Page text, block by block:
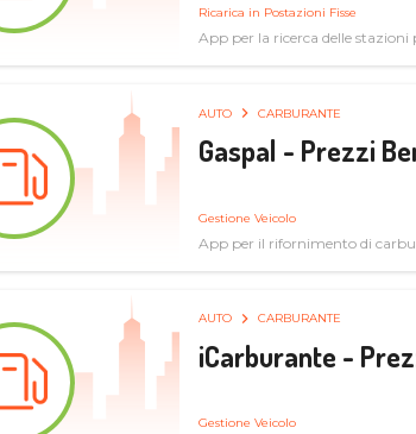
Ricarica in Postazioni Fisse
App per la ricerca delle stazioni
AUTO CARBURANTE
Gaspal - Prezzi
Gestione Veicolo
App per il rifornimento di
AUTO CARBURANTE
iCarburante -
Gestione Veicolo